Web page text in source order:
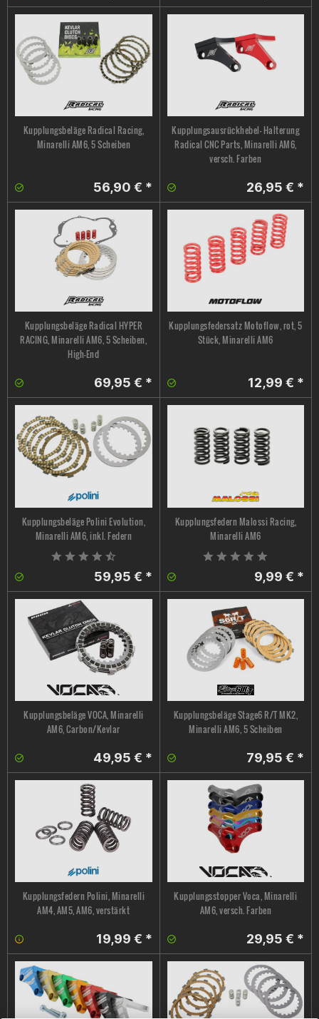
Kupplungsbeläge Radical Racing,
Minarelli AM6, 5 Scheiben
56,90 € *
Kupplungsausrückhebel- Halterung
Radical CNC Parts, Minarelli AM6,
versch. Farben
26,95 € *
Kupplungsbeläge Radical HYPER
RACING, Minarelli AM6, 5 Scheiben,
High-End
69,95 € *
Kupplungsfedersatz Motoflow, rot, 5
Stück, Minarelli AM6
12,99 € *
Kupplungsbeläge Polini Evolution,
Minarelli AM6, inkl. Federn
59,95 € *
Kupplungsfedern Malossi Racing,
Minarelli AM6
9,99 € *
Kupplungsbeläge VOCA, Minarelli
AM6, Carbon/Kevlar
49,95 € *
Kupplungsbeläge Stage6 R/T MK2,
Minarelli AM6, 5 Scheiben
79,95 € *
Kupplungsfedern Polini, Minarelli
AM4, AM5, AM6, verstärkt
19,99 € *
Kupplungsstopper Voca, Minarelli
AM6, versch. Farben
29,95 € *